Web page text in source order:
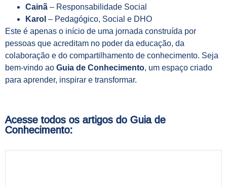
Cainã – Responsabilidade Social
Karol – Pedagógico, Social e DHO
Este é apenas o início de uma jornada construída por
pessoas que acreditam no poder da educação, da
colaboração e do compartilhamento de conhecimento. Seja
bem-vindo ao Guia de Conhecimento, um espaço criado
para aprender, inspirar e transformar.
Acesse todos os artigos do Guia de
Conhecimento: